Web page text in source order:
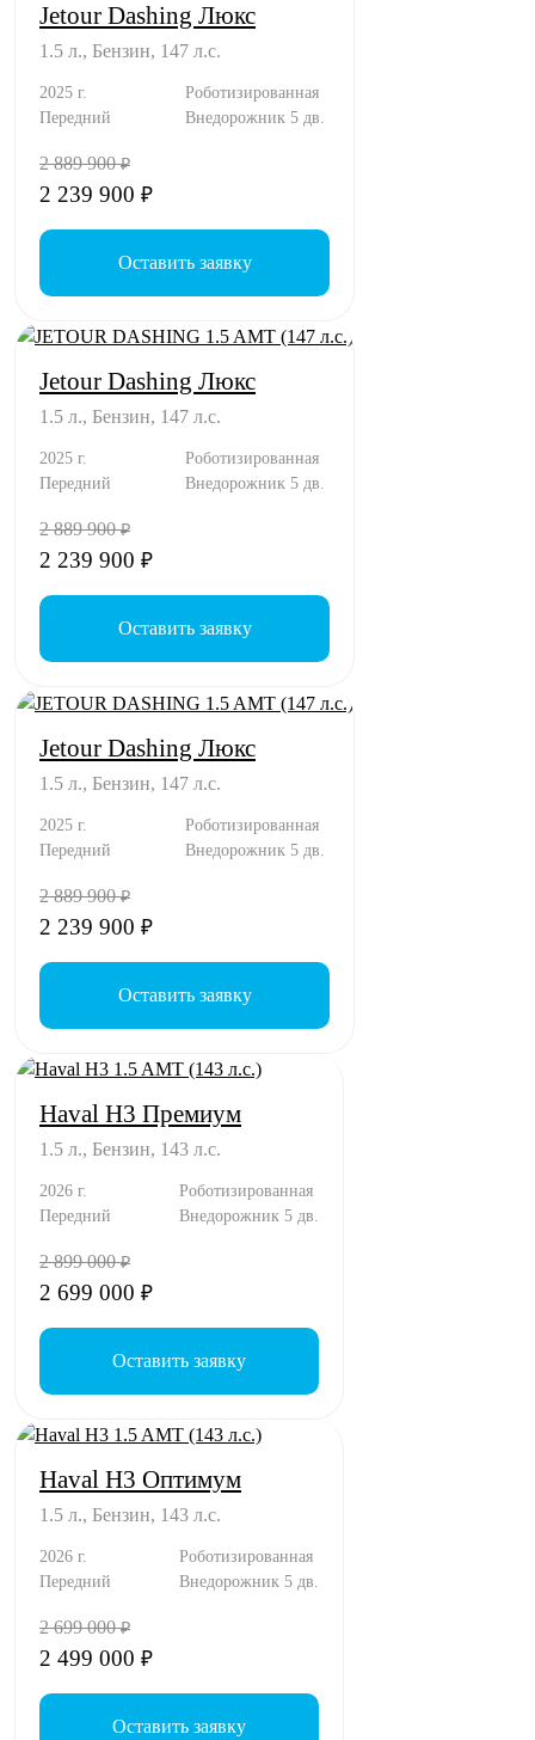
Jetour Dashing Люкс
1.5 л., Бензин, 147 л.с.
2025 г.
Передний
Роботизированная
Внедорожник 5 дв.
2 889 900₽
2 239 900 ₽
Оставить заявку
Jetour Dashing Люкс
1.5 л., Бензин, 147 л.с.
2025 г.
Передний
Роботизированная
Внедорожник 5 дв.
2 889 900₽
2 239 900 ₽
Оставить заявку
Jetour Dashing Люкс
1.5 л., Бензин, 147 л.с.
2025 г.
Передний
Роботизированная
Внедорожник 5 дв.
2 889 900₽
2 239 900 ₽
Оставить заявку
Haval H3 Премиум
1.5 л., Бензин, 143 л.с.
2026 г.
Передний
Роботизированная
Внедорожник 5 дв.
2 899 000₽
2 699 000 ₽
Оставить заявку
Haval H3 Оптимум
1.5 л., Бензин, 143 л.с.
2026 г.
Передний
Роботизированная
Внедорожник 5 дв.
2 699 000₽
2 499 000 ₽
Оставить заявку